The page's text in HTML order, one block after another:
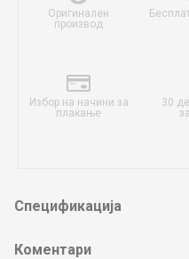
Оригинален
производ
Избор на начини за
плаќање
30
Спецификација
Коментари